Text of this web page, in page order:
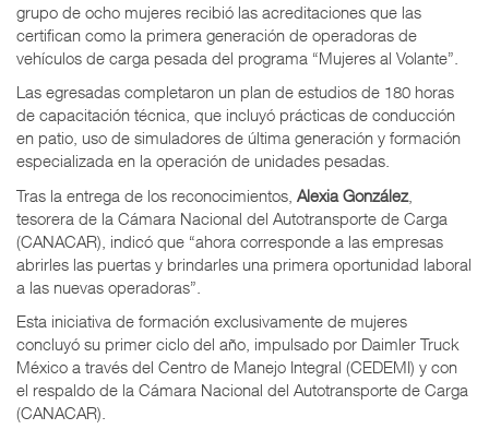
grupo de ocho mujeres recibió las acreditaciones que las
certifican como la primera generación de operadoras de
vehículos de carga pesada del programa “Mujeres al Volante”.
Las egresadas completaron un plan de estudios de 180 horas
de capacitación técnica, que incluyó prácticas de conducción
en patio, uso de simuladores de última generación y formación
especializada en la operación de unidades pesadas.
Tras la entrega de los reconocimientos, Alexia González,
tesorera de la Cámara Nacional del Autotransporte de Carga
(CANACAR), indicó que “ahora corresponde a las empresas
abrirles las puertas y brindarles una primera oportunidad laboral
a las nuevas operadoras”.
Esta iniciativa de formación exclusivamente de mujeres
concluyó su primer ciclo del año, impulsado por Daimler Truck
México a través del Centro de Manejo Integral (CEDEMI) y con
el respaldo de la Cámara Nacional del Autotransporte de Carga
(CANACAR).